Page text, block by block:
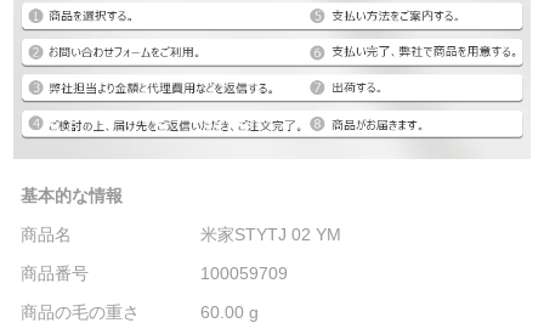
基本的な情報
商品名
米家STYTJ 02 YM
商品番号
100059709
商品の毛の重さ
60.00 g